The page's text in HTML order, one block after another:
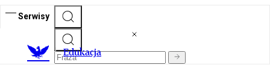
Serwisy
Edukacja